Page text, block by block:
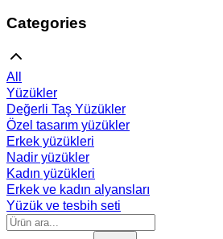
Categories
All
Yüzükler
Değerli Taş Yüzükler
Özel tasarım yüzükler
Erkek yüzükleri
Nadir yüzükler
Kadın yüzükleri
Erkek ve kadın alyansları
Yüzük ve tesbih seti